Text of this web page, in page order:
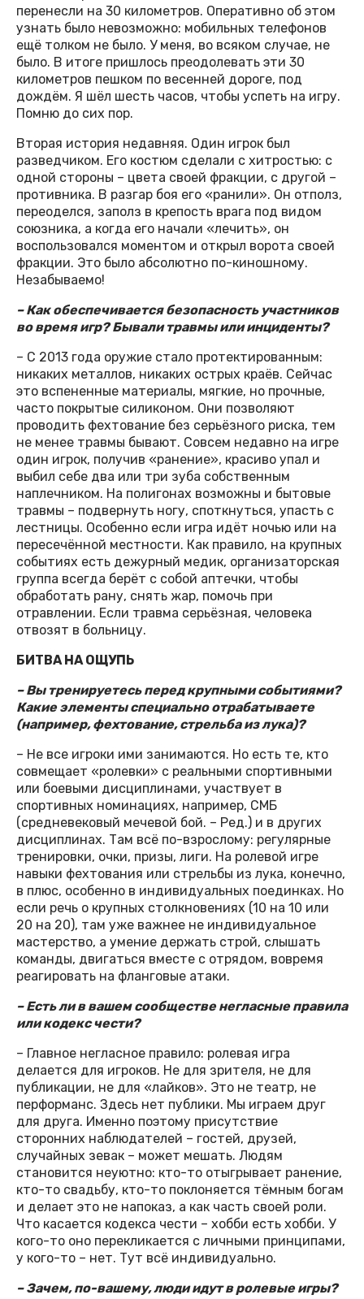
перенесли на 30 километров. Оперативно об этом
узнать было невозможно: мобильных телефонов
ещё толком не было. У меня, во всяком случае, не
было. В итоге пришлось преодолевать эти 30
километров пешком по весенней дороге, под
дождём. Я шёл шесть часов, чтобы успеть на игру.
Помню до сих пор.
Вторая история недавняя. Один игрок был
разведчиком. Его костюм сделали с хитростью: с
одной стороны – цвета своей фракции, с другой –
противника. В разгар боя его «ранили». Он отполз,
переоделся, заполз в крепость врага под видом
союзника, а когда его начали «лечить», он
воспользовался моментом и открыл ворота своей
фракции. Это было абсолютно по-киношному.
Незабываемо!
– Как обеспечивается безопасность участников
во время игр? Бывали травмы или инциденты?
– С 2013 года оружие стало протектированным:
никаких металлов, никаких острых краёв. Сейчас
это вспененные материалы, мягкие, но прочные,
часто покрытые силиконом. Они позволяют
проводить фехтование без серьёзного риска, тем
не менее травмы бывают. Совсем недавно на игре
один игрок, получив «ранение», красиво упал и
выбил себе два или три зуба собственным
наплечником. На полигонах возможны и бытовые
травмы – подвернуть ногу, споткнуться, упасть с
лестницы. Особенно если игра идёт ночью или на
пересечённой местности. Как правило, на крупных
событиях есть дежурный медик, организаторская
группа всегда берёт с собой аптечки, чтобы
обработать рану, снять жар, помочь при
отравлении. Если травма серьёзная, человека
отвозят в больницу.
БИТВА НА ОЩУПЬ
– Вы тренируетесь перед крупными событиями?
Какие элементы специально отрабатываете
(например, фехтование, стрельба из лука)?
– Не все игроки ими занимаются. Но есть те, кто
совмещает «ролевки» с реальными спортивными
или боевыми дисциплинами, участвует в
спортивных номинациях, например, СМБ
(средневековый мечевой бой. – Ред.) и в других
дисциплинах. Там всё по-взрослому: регулярные
тренировки, очки, призы, лиги. На ролевой игре
навыки фехтования или стрельбы из лука, конечно,
в плюс, особенно в индивидуальных поединках. Но
если речь о крупных столкновениях (10 на 10 или
20 на 20), там уже важнее не индивидуальное
мастерство, а умение держать строй, слышать
команды, двигаться вместе с отрядом, вовремя
реагировать на фланговые атаки.
– Есть ли в вашем сообществе негласные правила
или кодекс чести?
– Главное негласное правило: ролевая игра
делается для игроков. Не для зрителя, не для
публикации, не для «лайков». Это не театр, не
перформанс. Здесь нет публики. Мы играем друг
для друга. Именно поэтому присутствие
сторонних наблюдателей – гостей, друзей,
случайных зевак – может мешать. Людям
становится неуютно: кто-то отыгрывает ранение,
кто-то свадьбу, кто-то поклоняется тёмным богам
и делает это не напоказ, а как часть своей роли.
Что касается кодекса чести – хобби есть хобби. У
кого-то оно перекликается с личными принципами,
у кого-то – нет. Тут всё индивидуально.
– Зачем, по-вашему, люди идут в ролевые игры?